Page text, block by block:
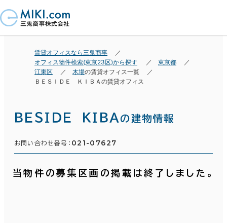
賃貸オフィスなら三鬼商事
オフィス物件検索(東京23区)から探す
東京都
江東区
木場の賃貸オフィス一覧
ＢＥＳＩＤＥ ＫＩＢＡの賃貸オフィス
ＢＥＳＩＤＥ ＫＩＢＡの建物情報
お問い合わせ番号： 021-07627
当物件の募集区画の掲載は終了しました。